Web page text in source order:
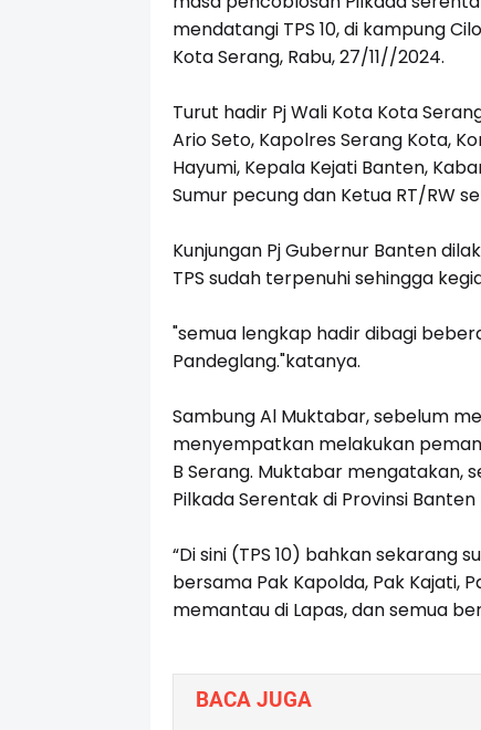
mendatangi TPS 10, di kampung
Kota Serang, Rabu, 27/11//2024.
Turut hadir Pj Wali Kota Kota
Ario Seto, Kapolres Serang Kota,
Hayumi, Kepala Kejati Banten,
Sumur pecung dan Ketua RT/RW
Kunjungan Pj Gubernur Banten
TPS sudah terpenuhi sehingga
"semua lengkap hadir dibagi
Pandeglang."katanya.
Sambung Al Muktabar, sebelum
menyempatkan melakukan
B Serang. Muktabar mengatakan,
Pilkada Serentak di Provinsi
“Di sini (TPS 10) bahkan sekarang
bersama Pak Kapolda, Pak Kajati,
memantau di Lapas, dan semua
BACA JUGA